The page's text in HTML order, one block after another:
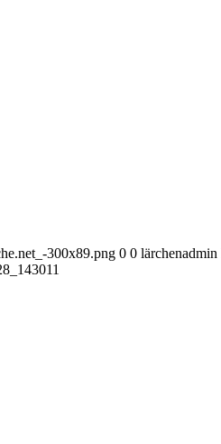
300x89.png 0 0 lärchenadmin